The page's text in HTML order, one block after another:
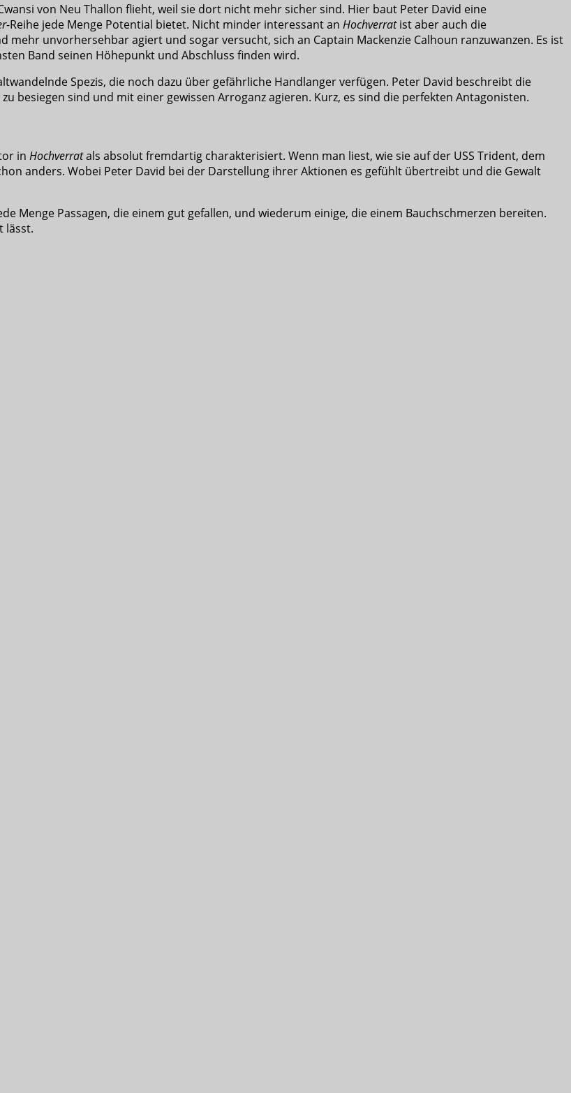
von Neu Thallon flieht, weil sie dort nicht mehr sicher sind. Hier baut Peter David eine
-Reihe jede Menge Potential bietet. Nicht minder interessant an Hochverratist aber auch die
unvorhersehbar agiert und sogar versucht, sich an Captain Mackenzie Calhoun ranzuwanzen. Es ist
Band seinen Höhepunkt und Abschluss finden wird.
Spezis, die noch dazu über gefährliche Handlanger verfügen. Peter David beschreibt die
besiegen sind und mit einer gewissen Arroganz agieren. Kurz, es sind die perfekten Antagonisten.
in Hochverratals absolut fremdartig charakterisiert. Wenn man liest, wie sie auf der USS Trident, dem
anders. Wobei Peter David bei der Darstellung ihrer Aktionen es gefühlt übertreibt und die Gewalt
Menge Passagen, die einem gut gefallen, und wiederum einige, die einem Bauchschmerzen bereiten.
lässt.